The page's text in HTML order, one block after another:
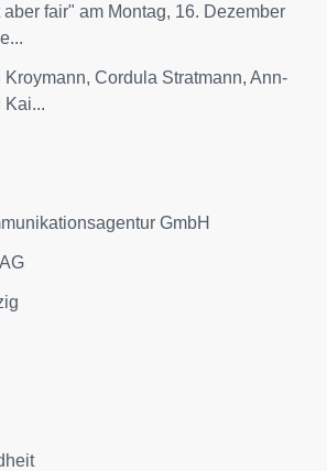
aber fair" am Montag, 16. Dezember
Kroymann, Cordula Stratmann, Ann-
Kai...
GmbH